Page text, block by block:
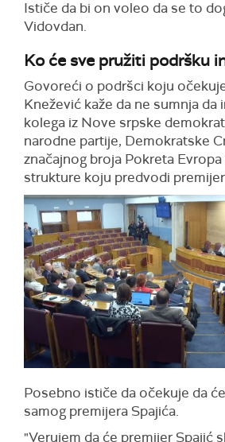
Ističe da bi on voleo da se to
Vidovdan.
Ko će sve pružiti podršku
Govoreći o podršci koju
Knežević kaže da ne sumnja da
kolega iz Nove srpske
narodne partije, Demokratske
značajnog broja Pokreta
strukture koju predvodi
Posebno ističe da očekuje da
samog premijera Spajića.
"Verujem da će premijer Spajić